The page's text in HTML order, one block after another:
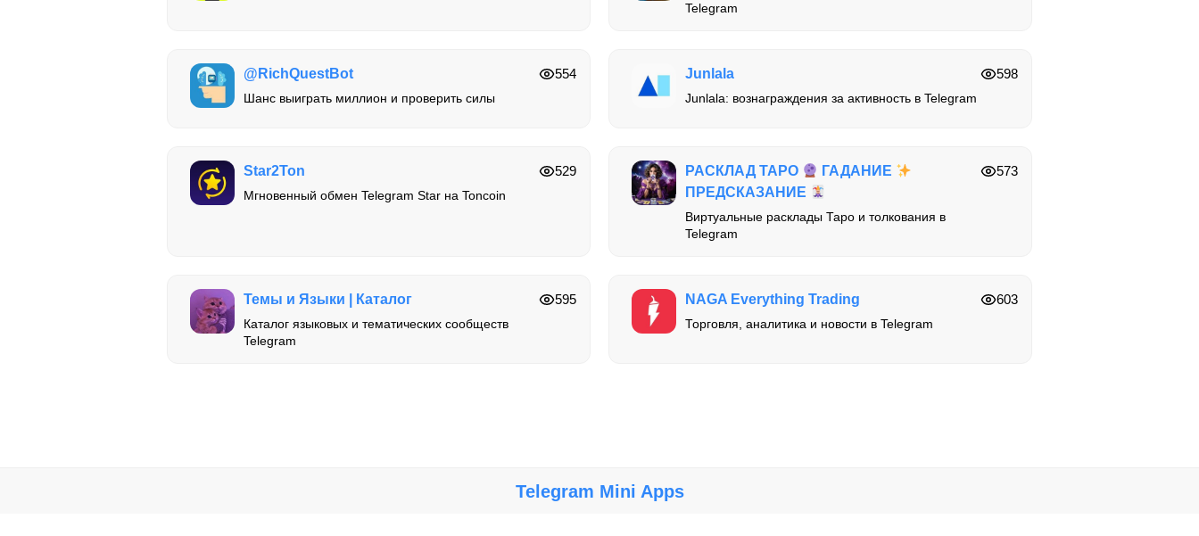
Telegram
@RichQuestBot
Шанс выиграть миллион и проверить силы
554 Junlala
Junlala: вознаграждения за активность в Telegram
598
Star2Ton
Мгновенный обмен Telegram Star на Toncoin
529 РАСКЛАД ТАРО
ГАДАНИЕ
ПРЕДСКАЗАНИЕ
Виртуальные расклады Таро и толкования в
Telegram
573
Темы и Языки | Каталог
Каталог языковых и тематических сообществ
Telegram
595 NAGA Everything Trading
Торговля, аналитика и новости в Telegram
603
Telegram Mini Apps